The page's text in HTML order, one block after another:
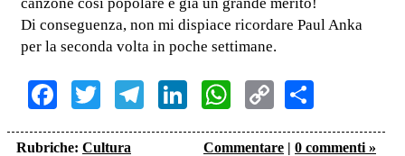
Di conseguenza, non mi dispiace ricordare Paul Anka
per la seconda volta in poche settimane.
Facebook
TwitterTelegram
LinkedInWhatsApp
Copy
Link
Rubriche: Cultura
Commentare | 0 commenti »